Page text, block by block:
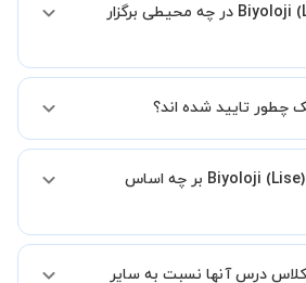
طور کلی در منزل شاگرد برگزار میشود. در
کتابخانه با استاد خود هماهنگی لازم را
کلاس های آنلاین Biyoloji (Lise) در چه محیطی برگزار
چطور تایید شده اند؟
استاد مجوز فعالیت در استادبانک را
میکند.
قیمت و ستاره اساتید Biyoloji (Lise) بر چه اساس
کلاس درس آنها نسبت به سایر